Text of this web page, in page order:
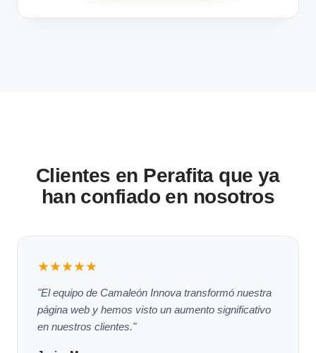
Clientes en Perafita que ya
han confiado en nosotros
★★★★★
"El equipo de Camaleón Innova transformó nuestra
página web y hemos visto un aumento significativo
en nuestros clientes."